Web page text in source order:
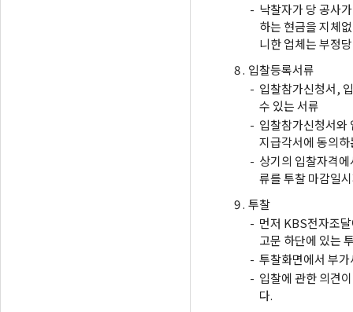
- 낙찰자가 당 공사
하는 현금을 지체
니한 업체는 부정
8 . 입찰등록서류
- 입찰참가신청서,
수 있는 서류
- 입찰참가신청서와
지급각서에 동의
- 상기의 입찰자격
류를 투찰 마감일
9 . 투찰
- 먼저 KBS전자조
고문 하단에 있는
- 투찰화면에서 부
- 입찰에 관한 의견
다.